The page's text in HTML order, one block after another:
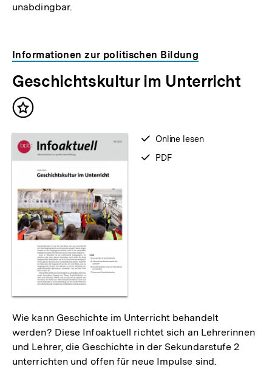
unabdingbar.
Informationen zur politischen Bildung
Geschichtskultur im Unterricht
Inhalt
verfügbar
Online lesen
verfügbar
PDF
Wie kann Geschichte im Unterricht behandelt
werden? Diese Infoaktuell richtet sich an Lehrerinnen
und Lehrer, die Geschichte in der Sekundarstufe 2
unterrichten und offen für neue Impulse sind.